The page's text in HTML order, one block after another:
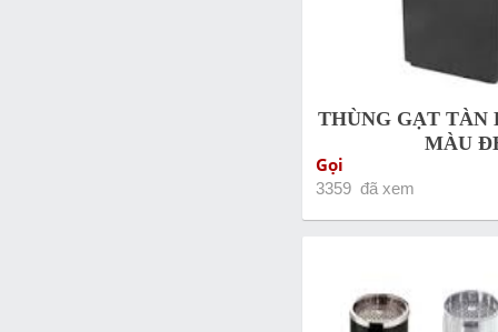
THÙNG GẠT TÀN
MÀU
Gọi
3359 đã xem